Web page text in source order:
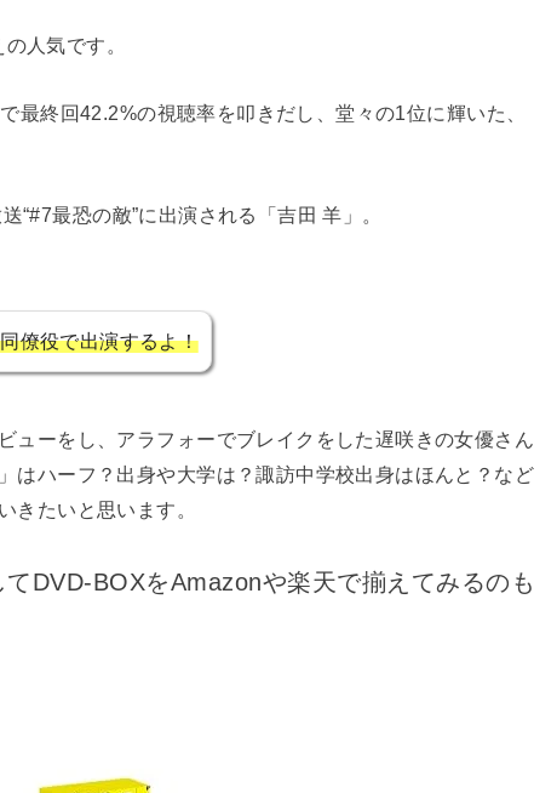
人気です。
最終回42.2%の視聴率を叩きだし、堂々の1位に輝いた、
“#7最恐の敵”に出演される「吉田 羊」。
僚役で出演するよ！
ューをし、アラフォーでブレイクをした遅咲きの女優さん
はハーフ？出身や大学は？諏訪中学校出身はほんと？など
きたいと思います。
DVD-BOXをAmazonや楽天で揃えてみるのも